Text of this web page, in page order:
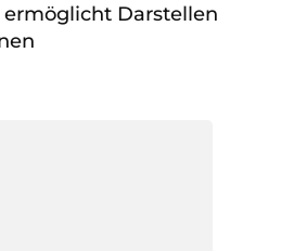
ermöglicht Darstellen